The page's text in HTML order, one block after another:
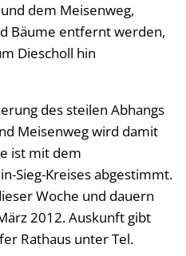
dem Meisenweg,
Bäume entfernt werden,
Diescholl hin
des steilen Abhangs
Meisenweg wird damit
ist mit dem
Sieg-Kreises abgestimmt.
Woche und dauern
2012. Auskunft gibt
Rathaus unter Tel.